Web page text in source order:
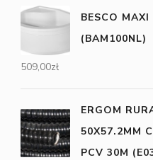
BESCO
(BAM100NL)
509,00zł
ERGOM
50X57.2MM
PCV 30M